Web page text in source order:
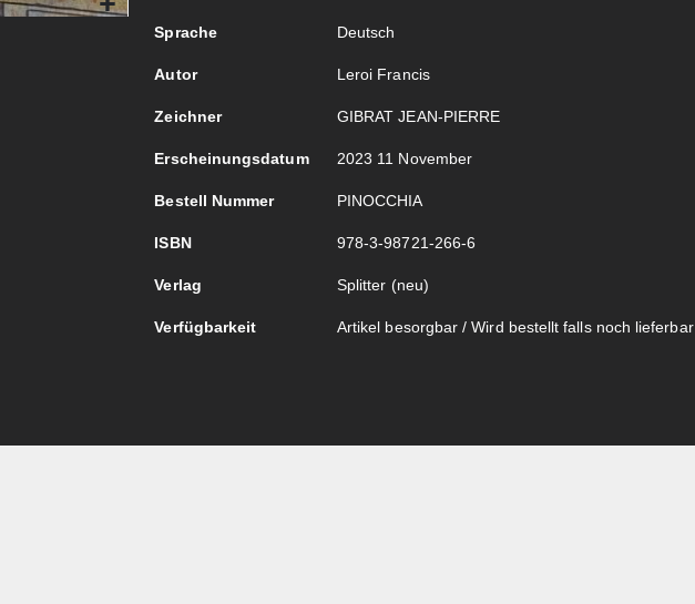
Sprache Deutsch
Autor Leroi Francis
Zeichner GIBRAT JEAN-PIERRE
Erscheinungsdatum 2023 11 November
Bestell Nummer PINOCCHIA
ISBN 978-3-98721-266-6
Verlag Splitter (neu)
Verfügbarkeit Artikel besorgbar / Wird bestellt falls noch lieferbar